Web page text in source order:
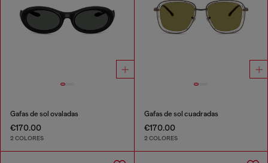
Gafas de sol ovaladas
€170.00
2 COLORES
Gafas de sol cuadradas
€170.00
2 COLORES